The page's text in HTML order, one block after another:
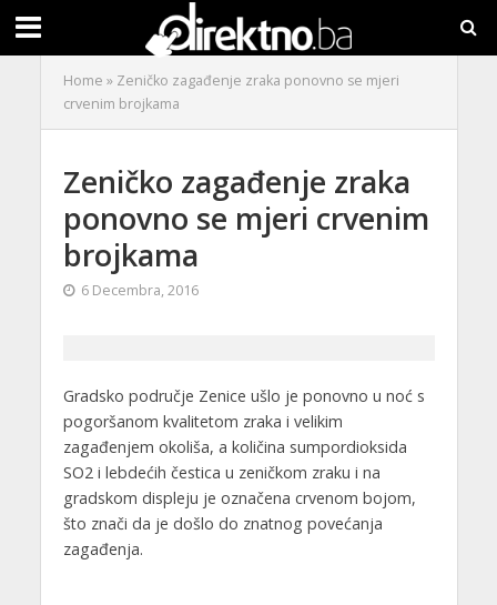
Home » Zeničko zagađenje zraka ponovno se mjeri
crvenim brojkama
Zeničko zagađenje zraka
ponovno se mjeri crvenim
brojkama
6 Decembra, 2016
Gradsko područje Zenice ušlo je ponovno u noć s
pogoršanom kvalitetom zraka i velikim
zagađenjem okoliša, a količina sumpordioksida
SO2 i lebdećih čestica u zeničkom zraku i na
gradskom displeju je označena crvenom bojom,
što znači da je došlo do znatnog povećanja
zagađenja.